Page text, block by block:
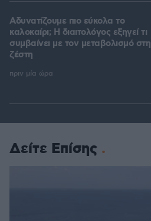
Αδυνατίζουμε πιο εύκολα το
καλοκαίρι; Η διαιτολόγος εξηγεί τι
συμβαίνει με τον μεταβολισμό στη
ζέστη
πριν μία ώρα
Δείτε Επίσης